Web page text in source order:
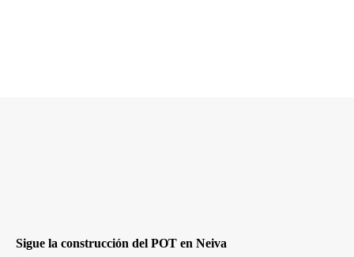
Sigue la construcción del POT en Neiva